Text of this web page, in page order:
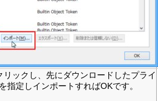
ックし、先にダウンロードしたプライ
指定しインポートすればOKです。